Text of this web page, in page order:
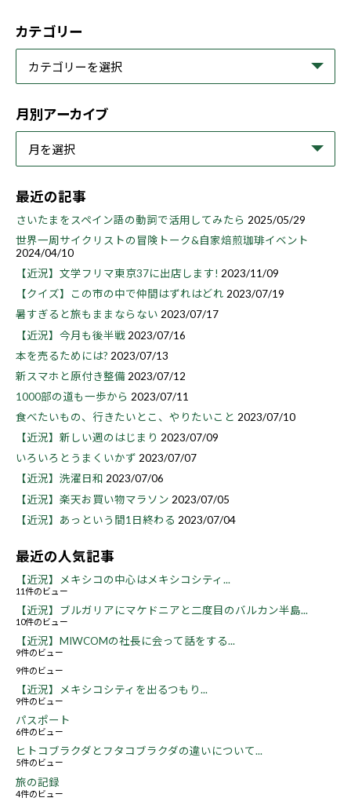
カテゴリー
月別アーカイブ
最近の記事
さいたまをスペイン語の動詞で活用してみたら 2025/05/29
世界一周サイクリストの冒険トーク&自家焙煎珈琲イベント
2024/04/10
【近況】文学フリマ東京37に出店します! 2023/11/09
【クイズ】この市の中で仲間はずれはどれ 2023/07/19
暑すぎると旅もままならない 2023/07/17
【近況】今月も後半戦 2023/07/16
本を売るためには? 2023/07/13
新スマホと原付き整備 2023/07/12
1000部の道も一歩から 2023/07/11
食べたいもの、行きたいとこ、やりたいこと 2023/07/10
【近況】新しい週のはじまり 2023/07/09
いろいろとうまくいかず 2023/07/07
【近況】洗濯日和 2023/07/06
【近況】楽天お買い物マラソン 2023/07/05
【近況】あっという間1日終わる 2023/07/04
最近の人気記事
【近況】メキシコの中心はメキシコシティ...
11件のビュー
【近況】ブルガリアにマケドニアと二度目のバルカン半島...
10件のビュー
【近況】MIWCOMの社長に会って話をする...
9件のビュー
9件のビュー
【近況】メキシコシティを出るつもり...
9件のビュー
パスポート
6件のビュー
ヒトコブラクダとフタコブラクダの違いについて...
5件のビュー
旅の記録
4件のビュー